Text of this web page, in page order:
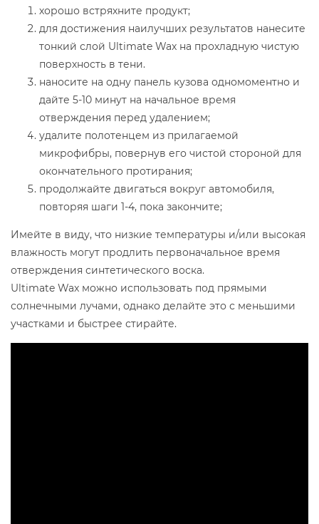
хорошо встряхните продукт;
для достижения наилучших результатов нанесите
тонкий слой Ultimate Wax на прохладную чистую
поверхность в тени.
наносите на одну панель кузова одномоментно и
дайте 5-10 минут на начальное время
отверждения перед удалением;
удалите полотенцем из прилагаемой
микрофибры, повернув его чистой стороной для
окончательного протирания;
продолжайте двигаться вокруг автомобиля,
повторяя шаги 1-4, пока закончите;
Имейте в виду, что низкие температуры и/или высокая
влажность могут продлить первоначальное время
отверждения синтетического воска.
Ultimate Wax можно использовать под прямыми
солнечными лучами, однако делайте это с меньшими
участками и быстрее стирайте.